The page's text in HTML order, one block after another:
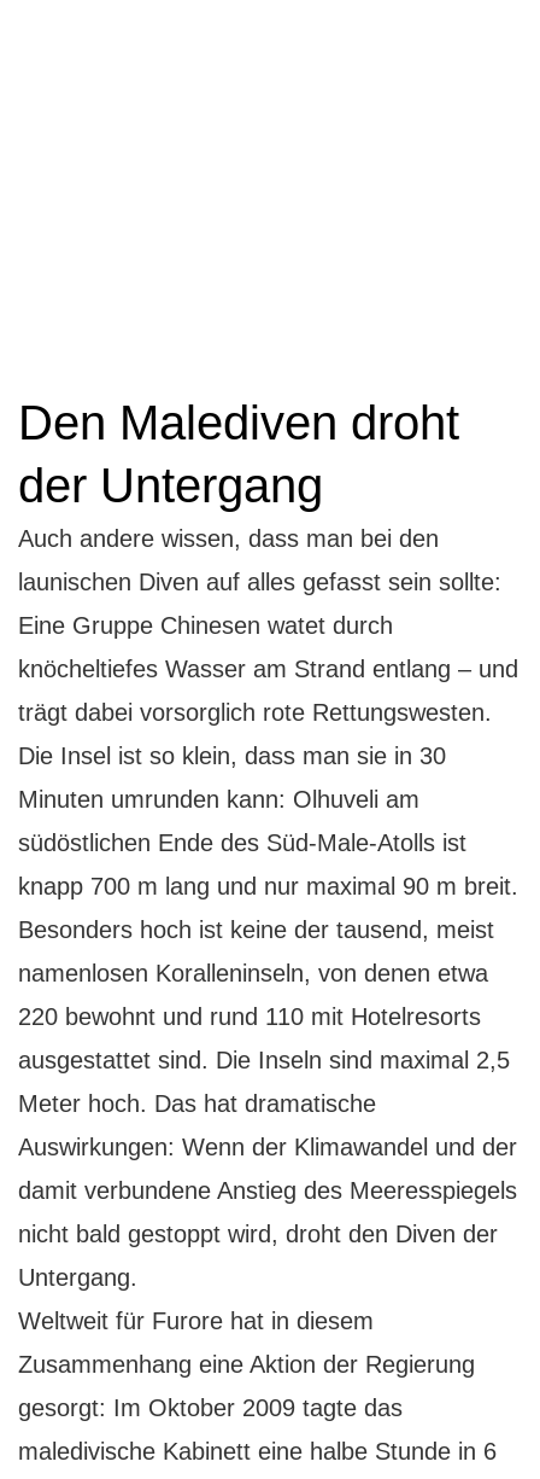
Den Malediven droht
der Untergang
Auch andere wissen, dass man bei den
launischen Diven auf alles gefasst sein sollte:
Eine Gruppe Chinesen watet durch
knöcheltiefes Wasser am Strand entlang – und
trägt dabei vorsorglich rote Rettungswesten.
Die Insel ist so klein, dass man sie in 30
Minuten umrunden kann: Olhuveli am
südöstlichen Ende des Süd-Male-Atolls ist
knapp 700 m lang und nur maximal 90 m breit.
Besonders hoch ist keine der tausend, meist
namenlosen Koralleninseln, von denen etwa
220 bewohnt und rund 110 mit Hotelresorts
ausgestattet sind. Die Inseln sind maximal 2,5
Meter hoch. Das hat dramatische
Auswirkungen: Wenn der Klimawandel und der
damit verbundene Anstieg des Meeresspiegels
nicht bald gestoppt wird, droht den Diven der
Untergang.
Weltweit für Furore hat in diesem
Zusammenhang eine Aktion der Regierung
gesorgt: Im Oktober 2009 tagte das
maledivische Kabinett eine halbe Stunde in 6